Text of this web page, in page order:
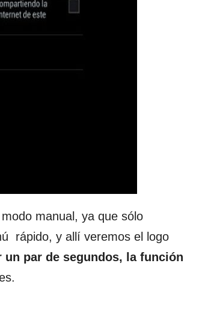
manual, ya que sólo
rápido, y allí veremos el logo
par de segundos, la función